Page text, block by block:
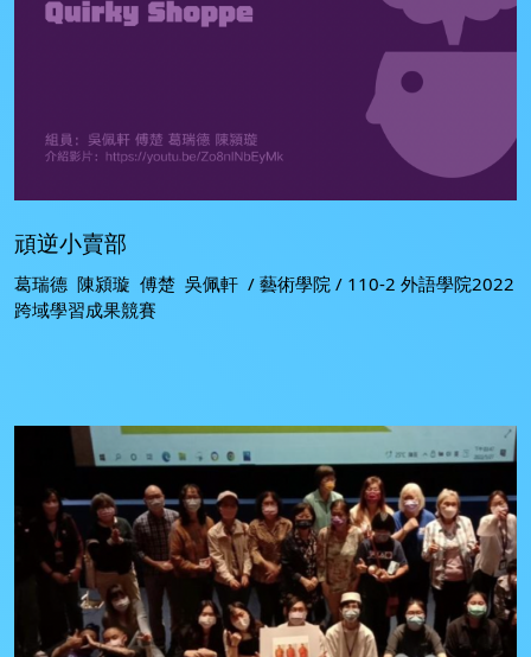
頑逆小賣部
葛瑞德 陳潁璇 傅楚 吳佩軒 / 藝術學院 / 110-2 外語學院2022
跨域學習成果競賽